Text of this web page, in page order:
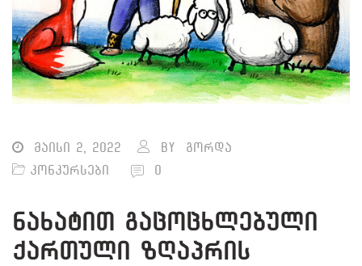
მაისი 2, 2022 By
გორდა
კონკურსები
0
ნახატით გაცოცხლებული
ქართული ზღაპრის